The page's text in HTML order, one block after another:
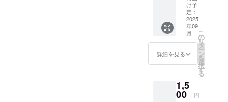
ンの
IRIAM
で使え
るアイ
コンリ
ングと
ヘッ
ダーを
す。
け予
定：
2025
年09
月
詳細を見る
こ
の
リ
タ
ー
ン
を
選
択
す
る
1,5
00 円